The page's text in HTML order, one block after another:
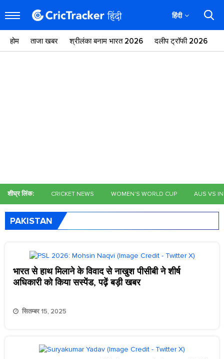
हिंदी
होम ताजा खबर श्रीलंका बनाम भारत 2026 दलीप ट्रॉफी 2026
शीघ्र लिंक: CRICKET NEWS WOMEN'S WORLD CUP AUS VS
PAKISTAN
भारत से हाथ मिलाने के विवाद से नाखुश पीसीबी ने शीर्ष
अधिकारी को किया सस्पेंड, पढ़ें बड़ी खबर
सितम्बर 15, 2025